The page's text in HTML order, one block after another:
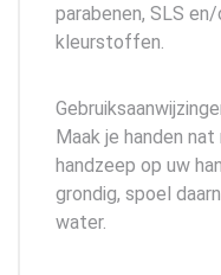
parabenen, SLS
kleurstoffen.
​Maak je handen
handzeep op uw
grondig, spoel
water.